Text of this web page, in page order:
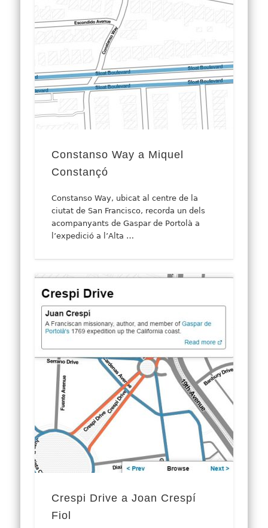
Constanso Way a Miquel
Constançó
Constanso Way, ubicat al centre de la
ciutat de San Francisco, recorda un dels
acompanyants de Gaspar de Portolà a
l’expedició a l’Alta …
Crespi Drive a Joan Crespí
Fiol